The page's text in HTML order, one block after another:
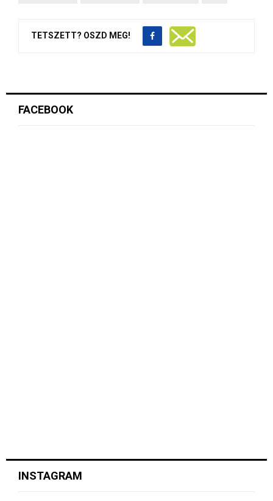
TETSZETT? OSZD MEG!
FACEBOOK
INSTAGRAM